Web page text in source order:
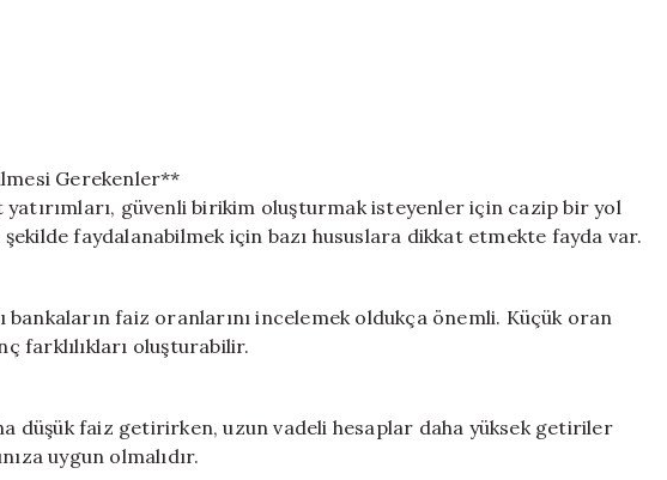
Gerekenler**
güvenli birikim oluşturmak isteyenler için cazip bir yol
faydalanabilmek için bazı hususlara dikkat etmekte fayda var.
bankaların faiz oranlarını incelemek oldukça önemli. Küçük oran
farklılıkları oluşturabilir.
düşük faiz getirirken, uzun vadeli hesaplar daha yüksek getiriler
uygun olmalıdır.